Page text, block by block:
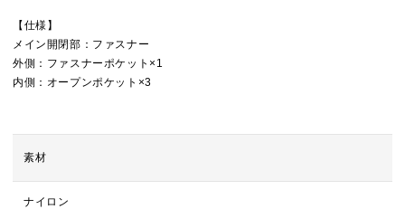
【仕様】
メイン開閉部：ファスナー
外側：ファスナーポケット×1
内側：オープンポケット×3
素材
ナイロン